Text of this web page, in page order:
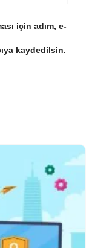
için adım, e-
kaydedilsin.